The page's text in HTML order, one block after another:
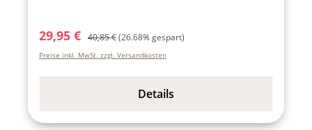
Verkaufspreis:
29,95 € Regulärer Preis:
40,85 €(26.68% gespart)
Preise inkl. MwSt. zzgl. Versandkosten
Details